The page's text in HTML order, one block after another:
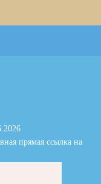
прямая ссылка на